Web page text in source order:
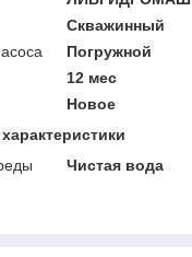
Скважинный
Погружной
12 мес
Новое
Чистая вода